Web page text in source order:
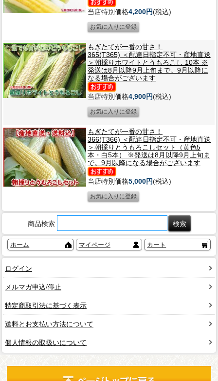
当店特別価格4,200円(税込)
もぎたてが一番の甘さ！
365(T365) ＜配達日指定不可・産地直送
＞朝採りホワイトとうもろこし 10本 ※
発送は8月以降9月上旬まで。9月以降に
なる場合がございます
当店特別価格4,900円(税込)
もぎたてが一番の甘さ！
366(T366) ＜配達日指定不可・産地直送
＞朝採りとうもろこしセット（黄色5
本・白5本） ※発送は8月以降9月上旬ま
で。9月以降になる場合がございます
当店特別価格5,000円(税込)
商品検索
ホーム マイページ カート
ログイン
メルマガ申込/停止
特定商取引法に基づく表示
送料とお支払い方法について
個人情報の取扱いについて